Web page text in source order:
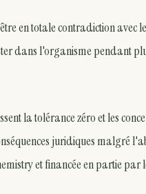
en totale contradiction avec
dans l'organisme pendant
la tolérance zéro et les
juridiques malgré
et financée en partie